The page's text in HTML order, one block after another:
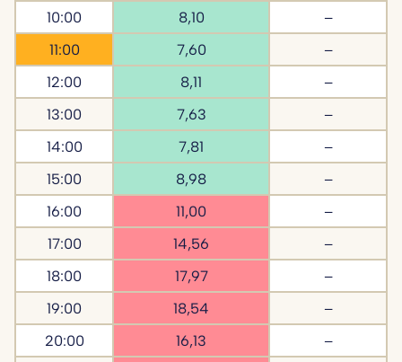
10:00
8,10
–
11:00
7,60
–
12:00
8,11
–
13:00
7,63
–
14:00
7,81
–
15:00
8,98
–
16:00
11,00
–
17:00
14,56
–
18:00
17,97
–
19:00
18,54
–
20:00
16,13
–